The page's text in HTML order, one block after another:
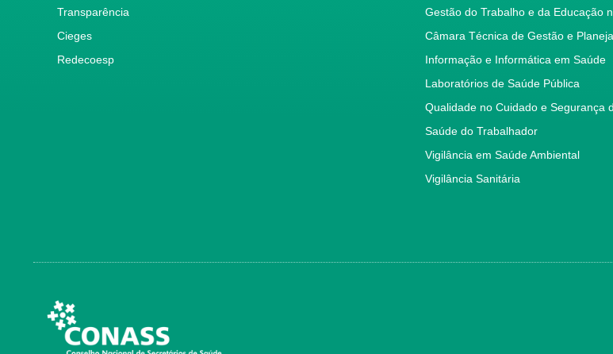
Transparência
Cieges
Redecoesp
Gestão do Trabalho e da Educação
Câmara Técnica de Gestão e
Informação e Informática em Saúde
Laboratórios de Saúde Pública
Qualidade no Cuidado e Segurança
Saúde do Trabalhador
Vigilância em Saúde Ambiental
Vigilância Sanitária